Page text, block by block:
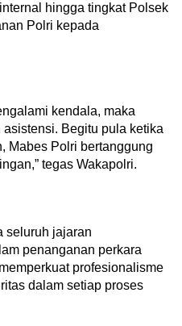
hingga tingkat Polsek
Polri kepada
kendala, maka
Begitu pula ketika
Mabes Polri bertanggung
tegas Wakapolri.
seluruh jajaran
penanganan perkara
profesionalisme
dalam setiap proses